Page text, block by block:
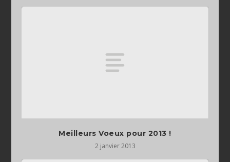
Meilleurs Voeux pour 2013 !
2 janvier 2013